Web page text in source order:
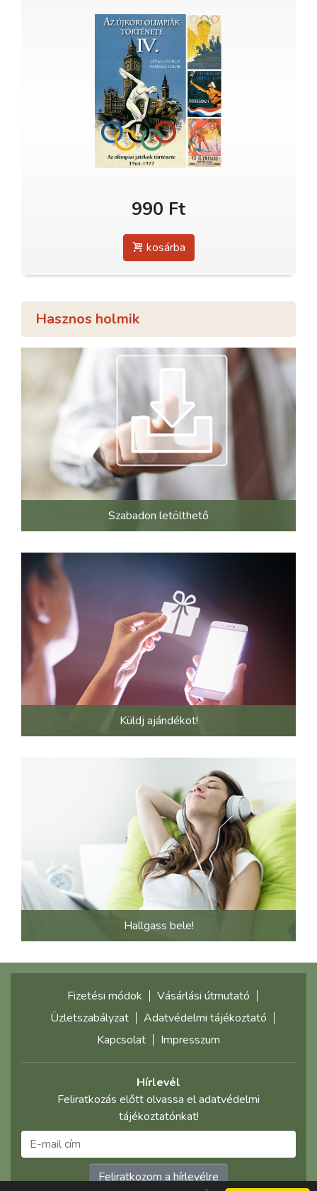
990 Ft
kosárba
Hasznos holmik
Szabadon letölthető
Küldj ajándékot!
Hallgass bele!
Fizetési módok
Vásárlási útmutató
Üzletszabályzat
Adatvédelmi tájékoztató
Kapcsolat
Impresszum
Hírlevél
Feliratkozás előtt olvassa el adatvédelmi
tájékoztatónkat!
Feliratkozom a hírlevélre